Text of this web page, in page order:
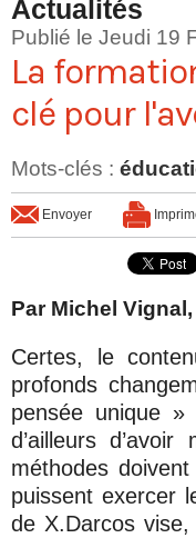
Actualités
Publié le Jeudi 19
La
clé pour
Mots-clés :
Envoyer
Par Michel
Certes, le
profonds
pensée unique
d’ailleurs
méthodes
puissent exercer
de X.Darcos